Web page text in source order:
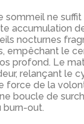
sommeil ne
accumulation
nocturnes
empêchant le
profond. Le
relançant le
force de la
boucle de
burn-out.